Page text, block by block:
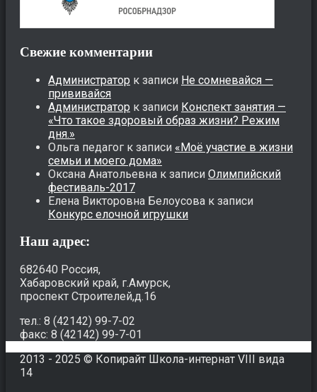
Свежие комментарии
Администратор к записи Не сомневайся —
прививайся
Администратор к записи Конспект занятия —
«Что такое здоровый образ жизни? Режим
дня.»
Ольга педагог к записи «Моё участие в жизни
семьи и моего дома»
Оксана Анатольевна к записи Олимпийский
фестиваль-2017
Елена Викторовна Белоусова к записи
Конкурс елочной игрушки
Наш адрес:
682640 Россия,
Хабаровский край, г.Амурск,
проспект Строителей,д.16
тел.: 8 (42142) 99-7-02
факс: 8 (42142) 99-7-01
2013 - 2025 © Копирайт Школа-интернат VIII вида
14